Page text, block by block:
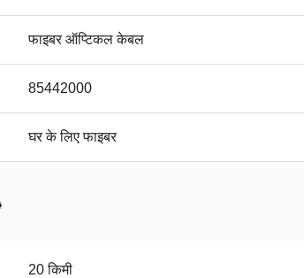
फाइबर ऑप्टिकल केबल
85442000
घर के लिए फाइबर
20 किमी